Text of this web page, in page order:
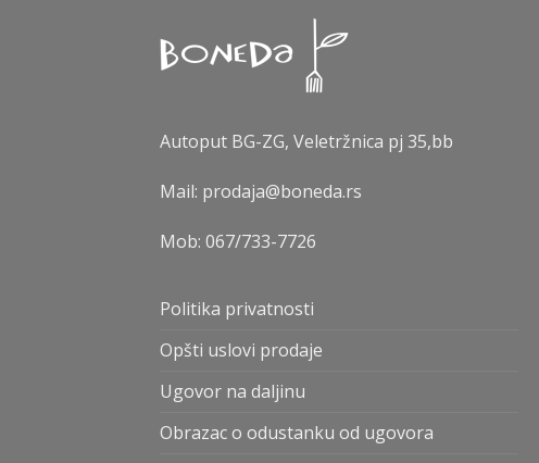
Autoput BG-ZG, Veletržnica pj 35,bb
Mail: prodaja@boneda.rs
Mob: 067/733-7726
Politika privatnosti
Opšti uslovi prodaje
Ugovor na daljinu
Obrazac o odustanku od ugovora